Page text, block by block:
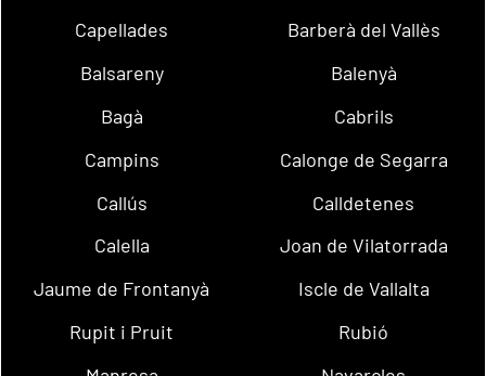
Capellades
Barberà del Vallès
Balsareny
Balenyà
Bagà
Cabrils
Campins
Calonge de Segarra
Callús
Calldetenes
Calella
Joan de Vilatorrada
Jaume de Frontanyà
Iscle de Vallalta
Rupit i Pruit
Rubió